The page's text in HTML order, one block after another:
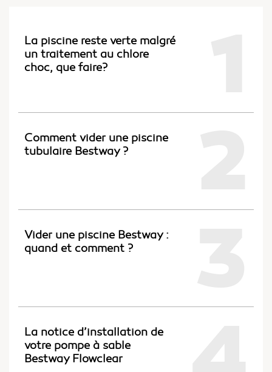
La piscine reste verte malgré
un traitement au chlore
choc, que faire?
Comment vider une piscine
tubulaire Bestway ?
Vider une piscine Bestway :
quand et comment ?
La notice d’installation de
votre pompe à sable
Bestway Flowclear